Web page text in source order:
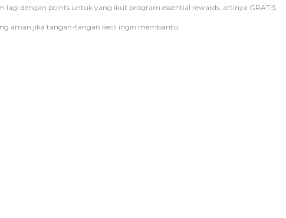
lagi dengan points untuk yang ikut program essential rewards, artinya GRATIS
aman jika tangan-tangan kecil ingin membantu.